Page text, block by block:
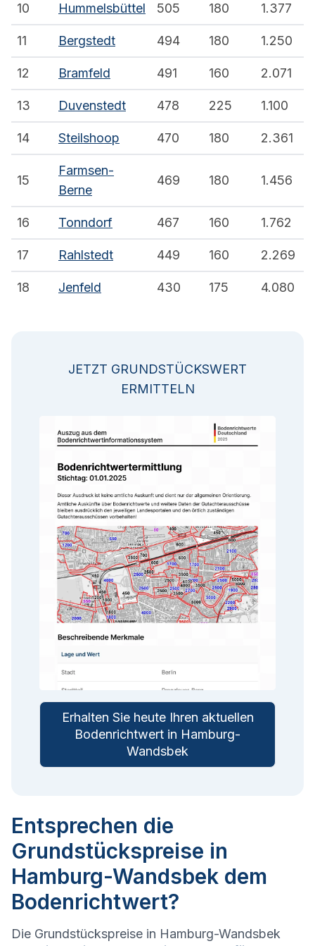
10 Hummelsbüttel 505 180 1.377
11 Bergstedt 494 180 1.250
12 Bramfeld 491 160 2.071
13 Duvenstedt 478 225 1.100
14 Steilshoop 470 180 2.361
15
Farmsen-
Berne
469 180 1.456
16 Tonndorf 467 160 1.762
17 Rahlstedt 449 160 2.269
18 Jenfeld 430 175 4.080
JETZT GRUNDSTÜCKSWERT
ERMITTELN
Erhalten Sie heute Ihren aktuellen
Bodenrichtwert in Hamburg-
Wandsbek
Entsprechen die
Grundstückspreise in
Hamburg-Wandsbek dem
Bodenrichtwert?
Die Grundstückspreise in Hamburg-Wandsbek